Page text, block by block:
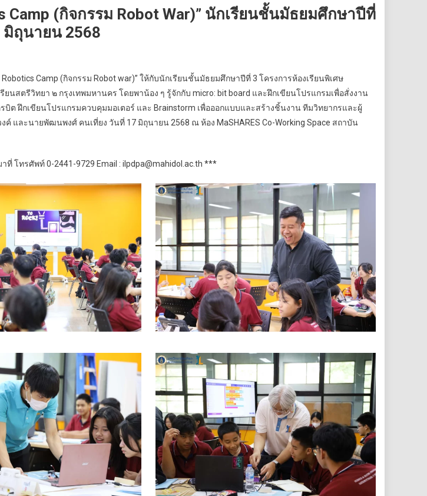
Camp (กิจกรรม Robot War)” นักเรียนชั้นมัธยมศึกษาปีที่
มิถุนายน 2568
Camp (กิจกรรม Robot war)” ให้กับนักเรียนชั้นมัธยมศึกษาปีที่ 3 โครงการห้องเรียนพิเศษ
สตรีวิทยา ๒ กรุงเทพมหานคร โดยพาน้อง ๆ รู้จักกับ micro: bit board และฝึกเขียนโปรแกรมเพื่อสั่งงาน
บิต ฝึกเขียนโปรแกรมควบคุมมอเตอร์ และ Brainstorm เพื่อออกแบบและสร้างชิ้นงาน ทีมวิทยากรและผู้
ละนายพัฒนพงศ์ คนเที่ยง วันที่ 17 มิถุนายน 2568 ณ ห้อง MaSHARES Co-Working Space สถาบัน
ทรศัพท์ 0-2441-9729 Email : ilpdpa@mahidol.ac.th ***